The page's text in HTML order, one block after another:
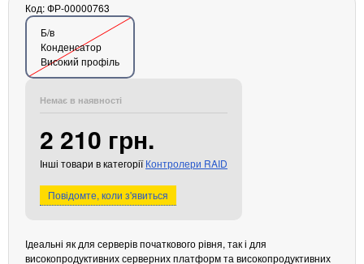
Заглушки для корпусів
Мережеве обладнання
Маршрутизатори та комутатори
Wi-Fi і Bluetooth адаптери
Кабелі та роз'єми
Аксесуари
Хаби і кардридери
Фильтри та стабілізатори
Кабелі, роз'єми, перехідники
Код: ФР-00000763
Б/в
Конденсатор
Високий профіль
Немає в наявності
2 210 грн.
Інші товари в категоріїКонтролери RAID
Повідомте, коли з'явиться
Ідеальні як для серверів початкового рівня, так і для
високопродуктивних серверних платформ та високопродуктивних